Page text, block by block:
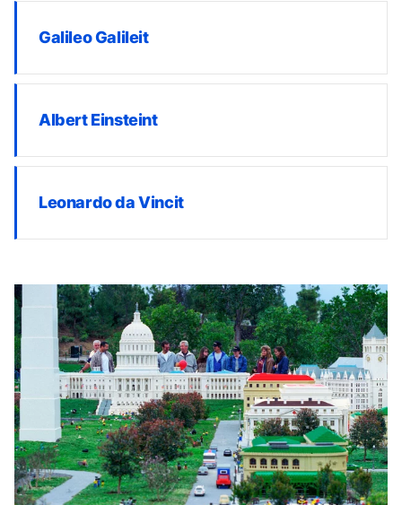
Galileo Galileit
Albert Einsteint
Leonardo da Vincit